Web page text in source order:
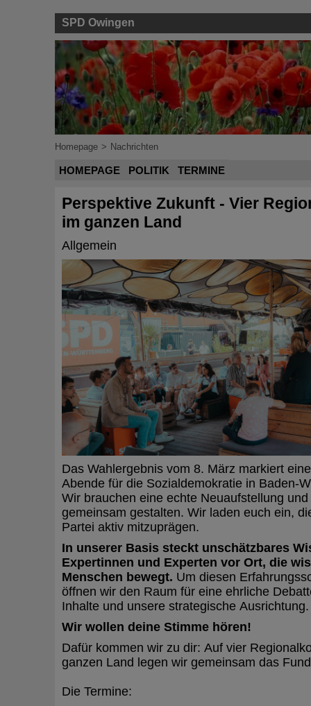
SPD Owingen
Homepage > Nachrichten
HOMEPAGE POLITIK TERMINE
Perspektive Zukunft - Vier
im ganzen Land
Allgemein
Das Wahlergebnis vom 8. März markiert
Abende für die Sozialdemokratie in Baden-
Wir brauchen eine echte Neuaufstellung
gemeinsam gestalten. Wir laden euch ein,
Partei aktiv mitzuprägen.
In unserer Basis steckt unschätzbares
Expertinnen und Experten vor Ort, die
Menschen bewegt. Um diesen
öffnen wir den Raum für eine ehrliche
Inhalte und unsere strategische Ausrichtung.
Wir wollen deine Stimme hören!
Dafür kommen wir zu dir: Auf vier
ganzen Land legen wir gemeinsam das
Die Termine: